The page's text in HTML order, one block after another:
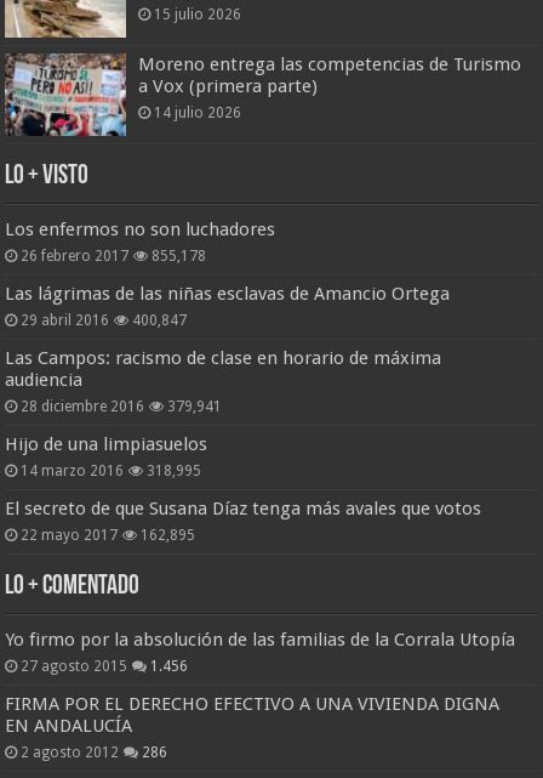
15 julio 2026
Moreno entrega las competencias de Turismo
a Vox (primera parte)
14 julio 2026
Lo + Visto
Los enfermos no son luchadores
26 febrero 2017 855,178
Las lágrimas de las niñas esclavas de Amancio Ortega
29 abril 2016 400,847
Las Campos: racismo de clase en horario de máxima
audiencia
28 diciembre 2016 379,941
Hijo de una limpiasuelos
14 marzo 2016 318,995
El secreto de que Susana Díaz tenga más avales que votos
22 mayo 2017 162,895
Lo + Comentado
Yo firmo por la absolución de las familias de la Corrala Utopía
27 agosto 2015 1.456
FIRMA POR EL DERECHO EFECTIVO A UNA VIVIENDA DIGNA
EN ANDALUCÍA
2 agosto 2012 286